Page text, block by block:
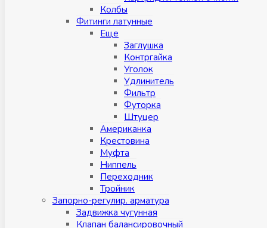
Колбы
Фитинги латунные
Eщe
Заглушка
Контргайка
Уголок
Удлинитель
Фильтр
Футорка
Штуцер
Американка
Крестовина
Муфта
Ниппель
Переходник
Тройник
Запорно-регулир. арматура
Задвижка чугунная
Клапан балансировочный